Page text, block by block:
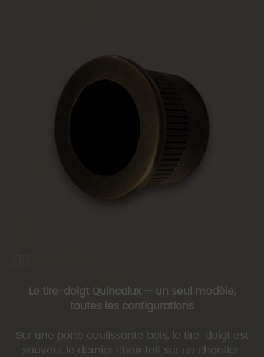
Le tire-doigt Quincalux — un seul modèle,
toutes les configurations
Sur une porte coulissante bois, le tire-doigt est
souvent le dernier choix fait sur un chantier.